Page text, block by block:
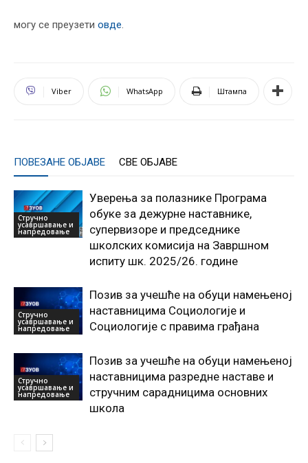
могу се преузети овде.
Viber WhatsApp Штампа
ПОВЕЗАНЕ ОБЈАВЕ СВЕ ОБЈАВЕ
Стручно
усавршавање и
напредовање
Уверења за полазнике Програмa
обуке за дежурне наставнике,
супервизоре и председнике
школских комисија на Завршном
испиту шк. 2025/26. године
Стручно
усавршавање и
напредовање
Позив за учешће на обуци намењеној
наставницима Социологије и
Социологије с правима грађана
Стручно
усавршавање и
напредовање
Позив за учешће на обуци намењеној
наставницима разредне наставе и
стручним сарадницима основних
школа